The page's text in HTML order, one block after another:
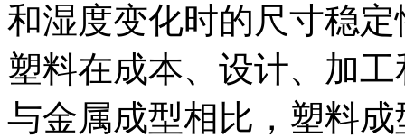
和湿度变化时的尺寸稳
塑料在成本、设计、
与金属成型相比，塑料